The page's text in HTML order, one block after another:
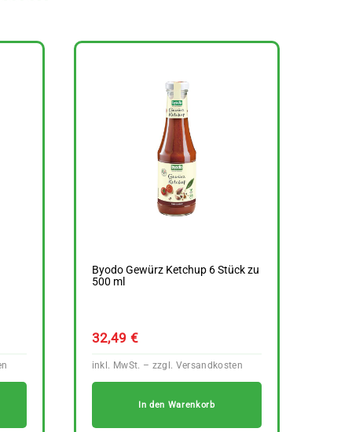
Byodo Gewürz Ketchup 6 Stück zu
500 ml
32,49 €
In den Warenkorb